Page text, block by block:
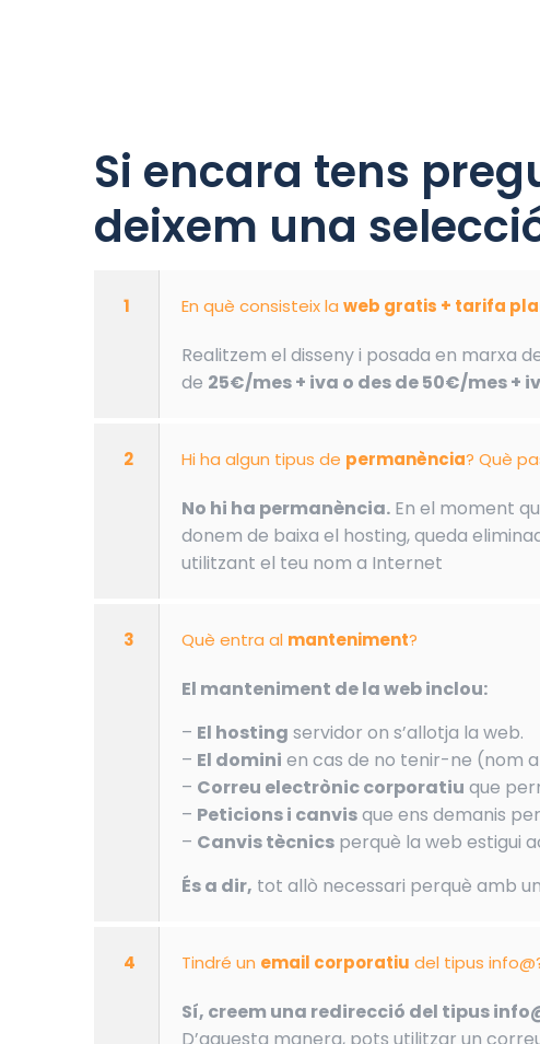
Si encara tens
deixem una
1 En què consisteix laweb gratis + tarifa
Realitzem el disseny i posada en marxa
de 25€/mes + iva o des de 50€/mes +
2 Hi ha algun tipus de permanència? Què
No hi ha permanència. En el moment
donem de baixa el hosting, queda
utilitzant el teu nom a Internet
3 Què entra al manteniment?
El manteniment de la web inclou:
– El hosting servidor on s’allotja la web.
– El domini en cas de no tenir-ne (nom
– Correu electrònic corporatiu que
– Peticions i canvisque ens demanis
– Canvis tècnics perquè la web estigui
És a dir, tot allò necessari perquè amb
4 Tindré un email corporatiu del tipus
Sí, creem una redirecció del tipus